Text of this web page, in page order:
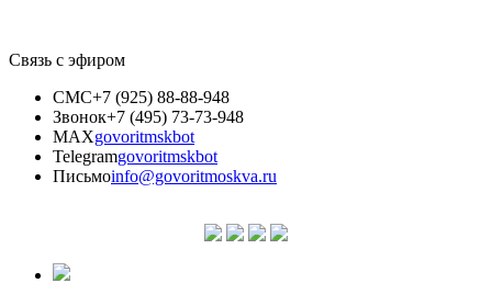
Связь с эфиром
СМС+7 (925) 88-88-948
Звонок+7 (495) 73-73-948
MAXgovoritmskbot
Telegramgovoritmskbot
Письмоinfo@govoritmoskva.ru